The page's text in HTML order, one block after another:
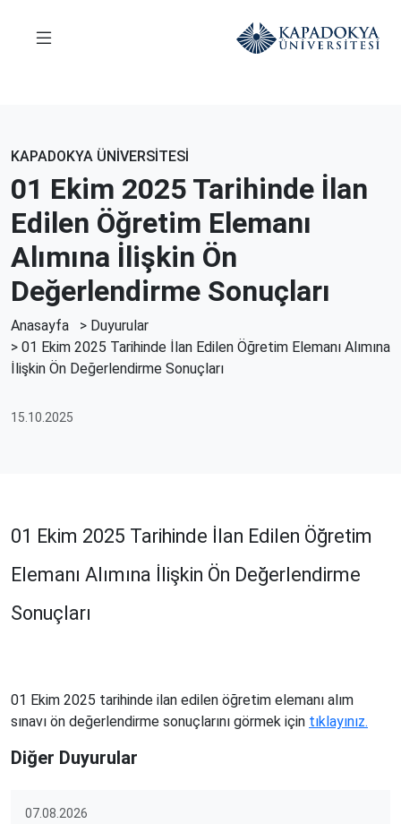
KAPADOKYA ÜNİVERSİTESİ
01 Ekim 2025 Tarihinde İlan
Edilen Öğretim Elemanı
Alımına İlişkin Ön
Değerlendirme Sonuçları
Anasayfa > Duyurular
> 01 Ekim 2025 Tarihinde İlan Edilen Öğretim Elemanı Alımına
İlişkin Ön Değerlendirme Sonuçları
15.10.2025
01 Ekim 2025 Tarihinde İlan Edilen Öğretim
Elemanı Alımına İlişkin Ön Değerlendirme
Sonuçları
01 Ekim 2025 tarihinde ilan edilen öğretim elemanı alım
sınavı ön değerlendirme sonuçlarını görmek için tıklayınız.
Diğer Duyurular
07.08.2026